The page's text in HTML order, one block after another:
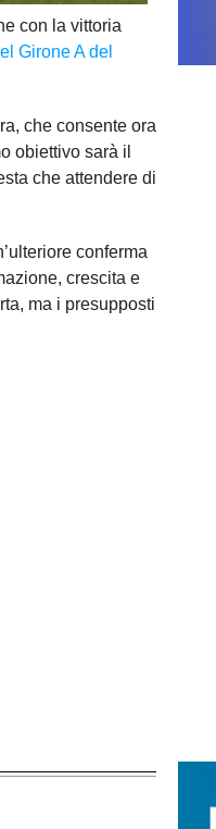
con la vittoria
Girone A del
che consente ora
obiettivo sarà il
che attendere di
conferma
crescita e
ma i presupposti